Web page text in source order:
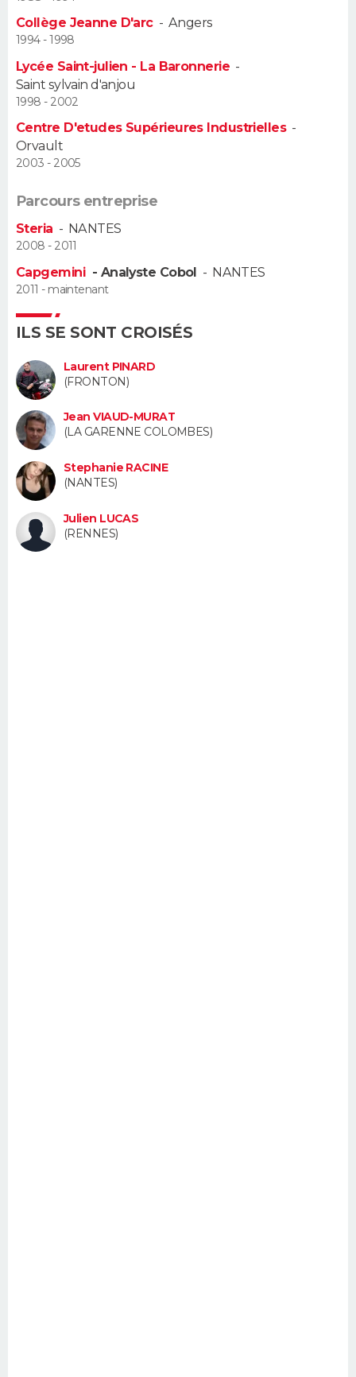
Alimentation
Guide de la santé
Maladies
Médicaments
Sommeil
VOYAGE
Destinations
City break
Voyage nature
Voyage de noces
Forum
Climat
+
PHOTO
BONS PLANS
DICTIONNAIRE
Dictionnaire
Biographies
Citations
Expressions
Proverbes
COPAINS D'AVANT
S'inscrire
Se connecter
Lycées
Collèges
Primaires
Universités
Entreprises
Service militaire
Avis de recherche
AVIS DE DÉCÈS
FORUM
Bricolage
Lifestyle
Culture
Sport
Auto
Television
Voyage
Cinema
Collège Jeanne D'arc-Angers
1994 - 1998
Lycée Saint-julien - La Baronnerie-
Saint sylvain d'anjou
1998 - 2002
Centre D'etudes Supérieures Industrielles-
Orvault
2003 - 2005
Parcours entreprise
Steria - NANTES
2008 - 2011
Capgemini - Analyste Cobol - NANTES
2011 - maintenant
ILS SE SONT CROISÉS
Laurent PINARD
(FRONTON)
Jean VIAUD-MURAT
(LA GARENNE COLOMBES)
Stephanie RACINE
(NANTES)
Julien LUCAS
(RENNES)